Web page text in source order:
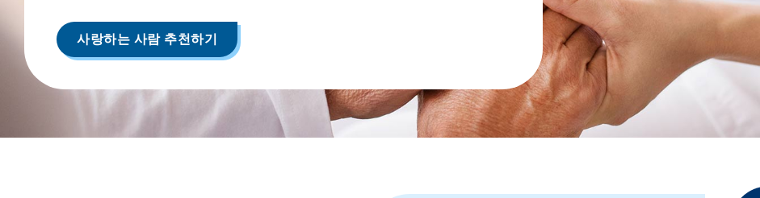
사랑하는 사람 추천하기